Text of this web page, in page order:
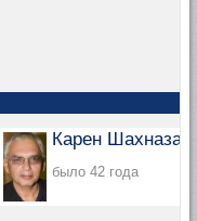
Карен
было 42 года